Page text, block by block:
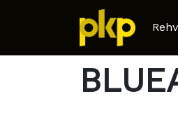
Home/ Product